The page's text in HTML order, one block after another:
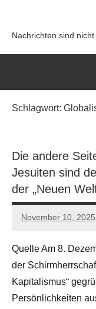
springen
Nachrichten sind
Schlagwort:
Die andere
Jesuiten sind
der „Neuen
November 10, 2025
Keine
Quelle Am 8.
der
Kapitalismus“
Persönlichkeiten